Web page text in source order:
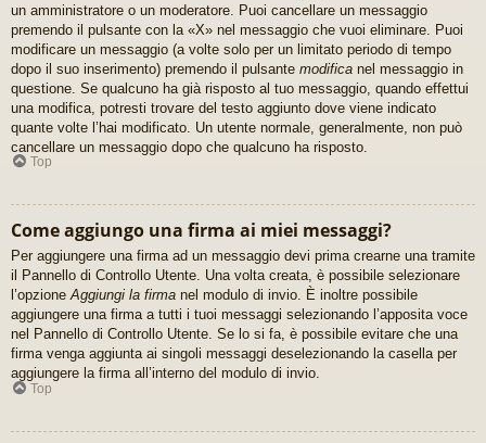
un amministratore o un moderatore. Puoi cancellare un messaggio
premendo il pulsante con la «X» nel messaggio che vuoi eliminare. Puoi
modificare un messaggio (a volte solo per un limitato periodo di tempo
dopo il suo inserimento) premendo il pulsante modifica nel messaggio in
questione. Se qualcuno ha già risposto al tuo messaggio, quando effettui
una modifica, potresti trovare del testo aggiunto dove viene indicato
quante volte l’hai modificato. Un utente normale, generalmente, non può
cancellare un messaggio dopo che qualcuno ha risposto.
Top
Come aggiungo una firma ai miei messaggi?
Per aggiungere una firma ad un messaggio devi prima crearne una tramite
il Pannello di Controllo Utente. Una volta creata, è possibile selezionare
l’opzioneAggiungi la firma nel modulo di invio. È inoltre possibile
aggiungere una firma a tutti i tuoi messaggi selezionando l’apposita voce
nel Pannello di Controllo Utente. Se lo si fa, è possibile evitare che una
firma venga aggiunta ai singoli messaggi deselezionando la casella per
aggiungere la firma all’interno del modulo di invio.
Top